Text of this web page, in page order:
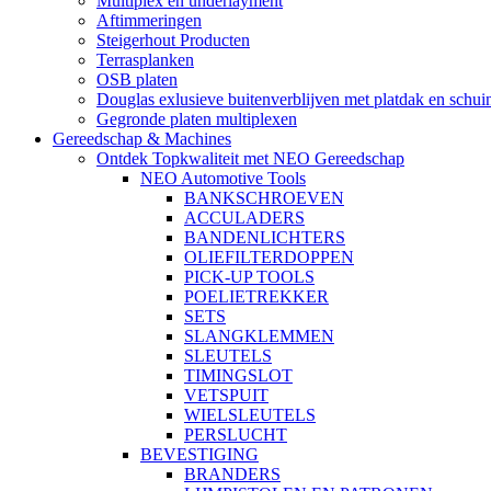
Aftimmeringen
Steigerhout Producten
Terrasplanken
OSB platen
Douglas exlusieve buitenverblijven met platdak en
Gegronde platen multiplexen
Gereedschap & Machines
Ontdek Topkwaliteit met NEO Gereedschap
NEO Automotive Tools
BANKSCHROEVEN
ACCULADERS
BANDENLICHTERS
OLIEFILTERDOPPEN
PICK-UP TOOLS
POELIETREKKER
SETS
SLANGKLEMMEN
SLEUTELS
TIMINGSLOT
VETSPUIT
WIELSLEUTELS
PERSLUCHT
BEVESTIGING
BRANDERS